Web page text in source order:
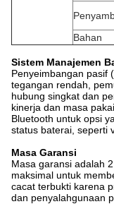
Bahan
Sistem Manajemen
Penyeimbangan pasif
tegangan rendah,
hubung singkat dan
kinerja dan masa
Bluetooth untuk opsi
status baterai, seperti
Masa Garansi
Masa garansi adalah
maksimal untuk
cacat terbukti karena
dan penyalahgunaan